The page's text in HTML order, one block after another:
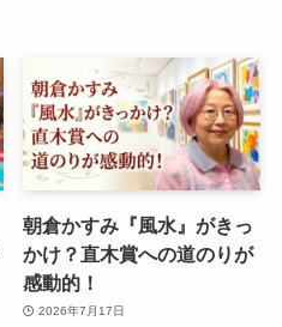
朝倉かすみ『風水』がきっ
かけ？直木賞への道のりが
感動的！
2026年7月17日